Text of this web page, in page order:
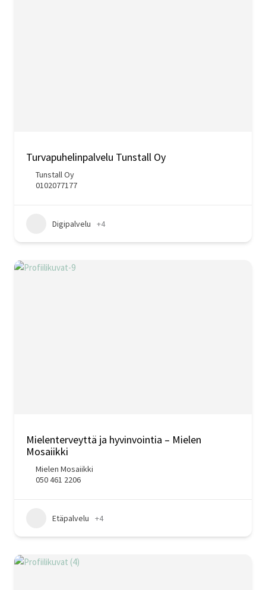
Turvapuhelinpalvelu Tunstall Oy
Tunstall Oy
0102077177
Digipalvelu +4
Mielenterveyttä ja hyvinvointia – Mielen
Mosaiikki
Mielen Mosaiikki
050 461 2206
Etäpalvelu +4